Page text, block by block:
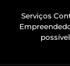
Serviços